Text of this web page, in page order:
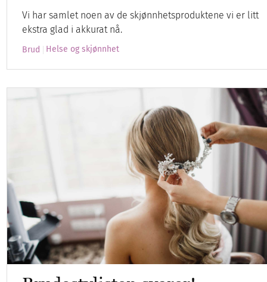
Vi har samlet noen av de skjønnhetsproduktene vi er litt
ekstra glad i akkurat nå.
Brud Helse og skjønnhet